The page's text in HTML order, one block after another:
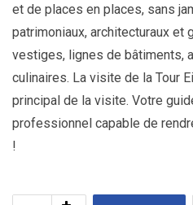
et de places en places, sans
patrimoniaux, architecturaux et
vestiges, lignes de bâtiments,
culinaires. La visite de la Tour
principal de la visite. Votre
professionnel capable de
!